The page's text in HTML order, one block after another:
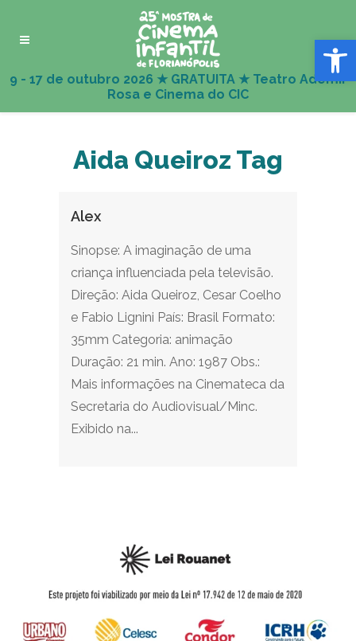
Abrir
Aida Queiroz Tag
Alex
Sinopse: A imaginação de uma
criança influenciada pela televisão.
Direção: Aida Queiroz, Cesar Coelho
e Fabio Lignini País: Brasil Formato:
35mm Categoria: animação
Duração: 21 min. Ano: 1987 Obs.:
Mais informações na Cinemateca da
Secretaria do Audiovisual/Minc.
Exibido na...